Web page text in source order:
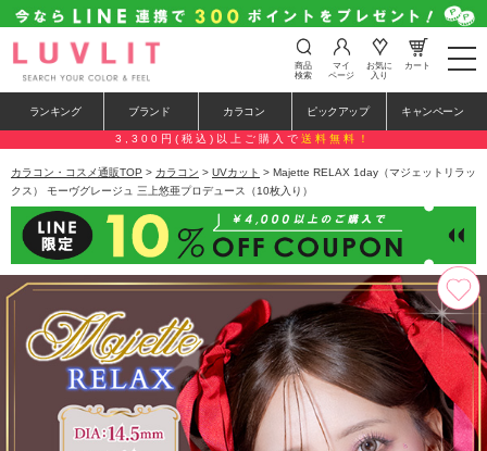
t
o
e
n
a
a
i
o
n
商品
検索
マイ
ページ
お気に
入り
カート
ランキング ブランド カラコン ピックアップ キャンペーン
3,300円(税込)以上ご購入で 送料無料！
カラコン・コスメ通販TOP > カラコン > UVカット > Majette RELAX 1day（マジェットリラッ
クス） モーヴグレージュ 三上悠亜プロデュース（10枚入り）